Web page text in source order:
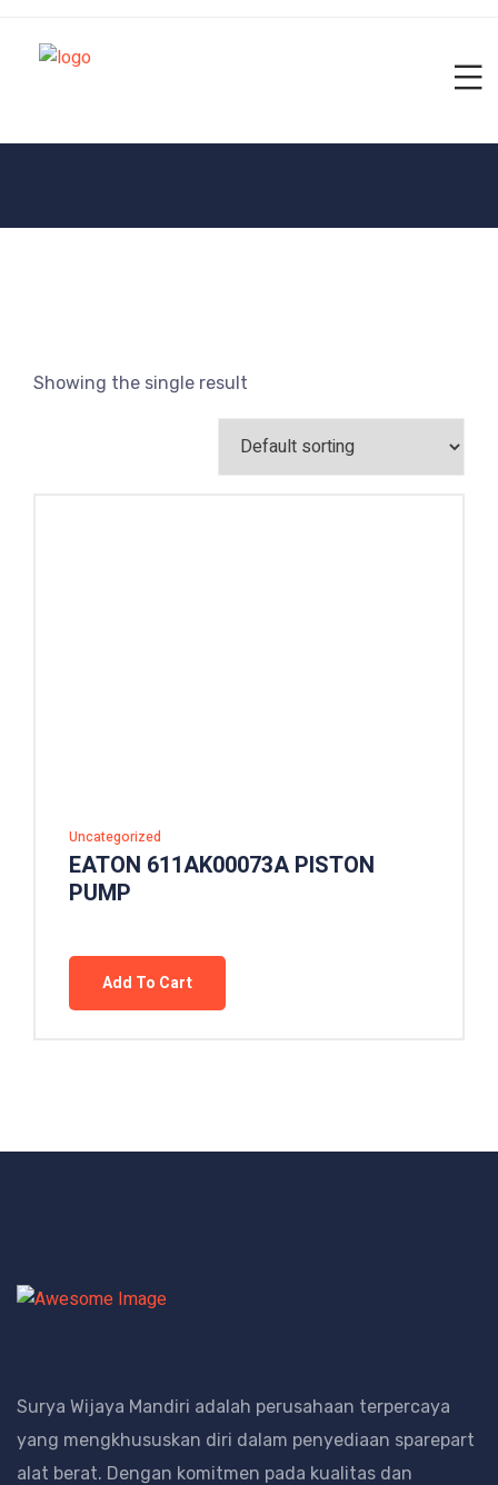
Showing the single result
Uncategorized
EATON 611AK00073A PISTON
PUMP
Add To Cart
Surya Wijaya Mandiri adalah perusahaan terpercaya
yang mengkhususkan diri dalam penyediaan sparepart
alat berat. Dengan komitmen pada kualitas dan